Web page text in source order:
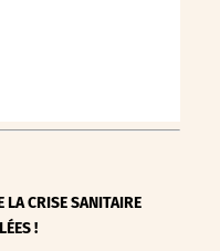
LA CRISE SANITAIRE
!